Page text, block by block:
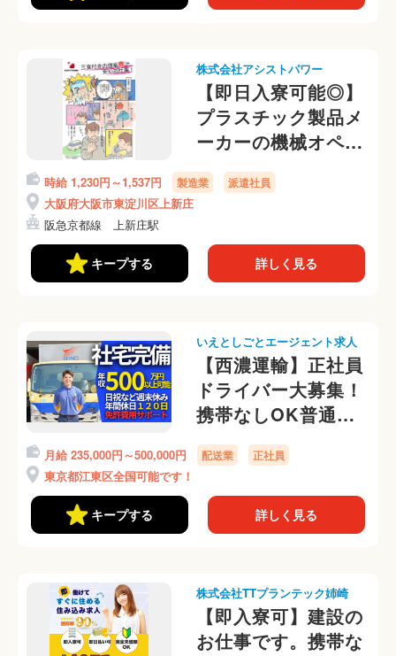
株式会社アシストパワー
【即日入寮可能◎】
プラスチック製品メ
ーカーの機械オペレ
ーター 【日払い
OK】
時給 1,230円～1,537円 製造業 派遣社員
大阪府大阪市東淀川区上新庄
阪急京都線 上新庄駅
キープする 詳しく見る
いえとしごとエージェント求人
【西濃運輸】正社員
ドライバー大募集！
携帯なしOK普通運
転免許AT限定OK！
月給 235,000円～500,000円 配送業 正社員
東京都江東区全国可能です！
キープする 詳しく見る
株式会社TTプランテック姉崎
【即入寮可】建設の
お仕事です。携帯な